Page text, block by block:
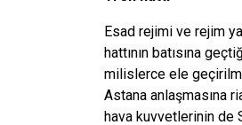
Esad rejimi ve rejim
hattının batısına
milislerce ele
Astana anlaşmasına
hava kuvvetlerinin de